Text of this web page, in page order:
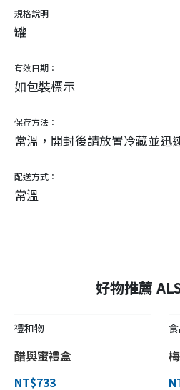
規格說明
罐
有效日期：
如包裝標示
保存方法：
常溫，開封後請放置冷藏並迅
配送方式：
常溫
好物推薦
禮和物
醋與蜜禮盒
NT$733